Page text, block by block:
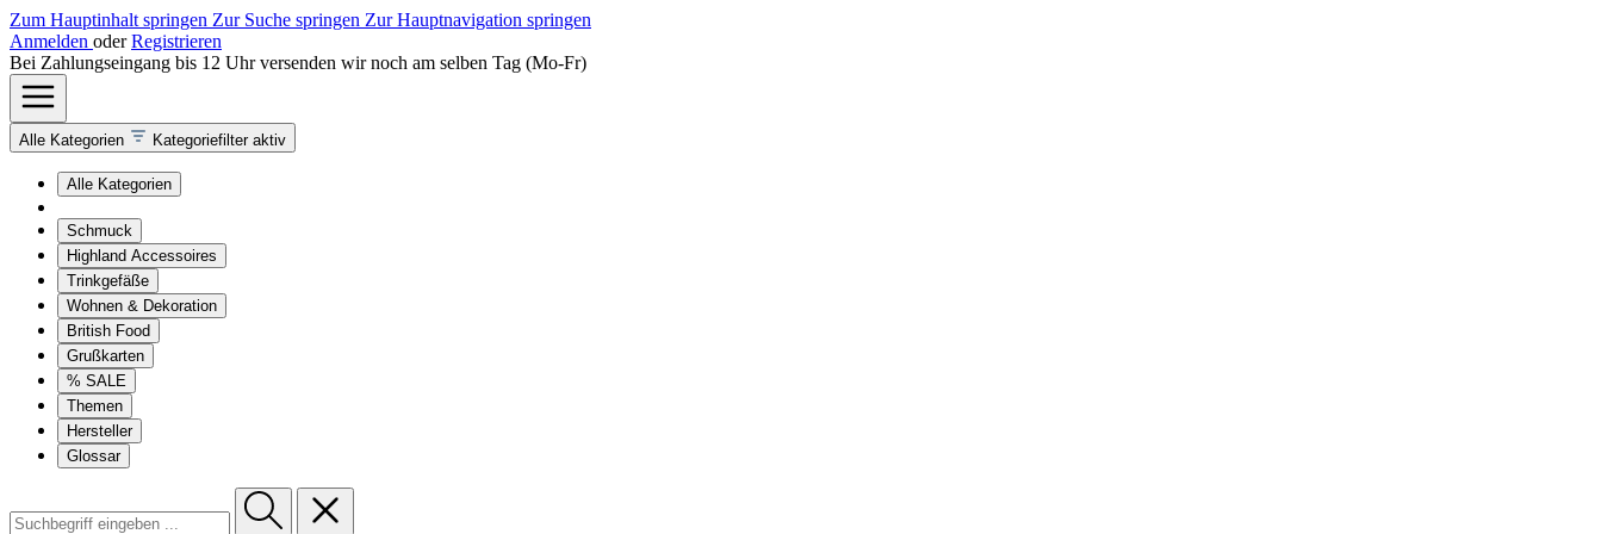
Zum Hauptinhalt springen Zur Suche springen Zur Hauptnavigation springen
Anmelden oder Registrieren
Bei Zahlungseingang bis 12 Uhr versenden wir noch am selben Tag (Mo-Fr)
Alle Kategorien Kategoriefilter aktiv
Alle Kategorien
Schmuck
Highland Accessoires
Trinkgefäße
Wohnen & Dekoration
British Food
Grußkarten
% SALE
Themen
Hersteller
Glossar